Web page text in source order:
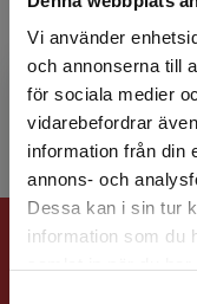
Vi använder
och annonserna till
för sociala medier
vidarebefordrar
information från din
annons- och
Dessa kan i sin tur
information som du
Det verkar som
Steven James
psykologi
for Health and
universitet.